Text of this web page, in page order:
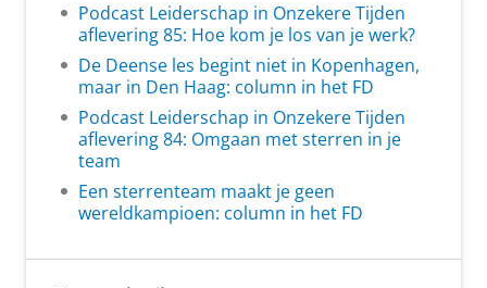
Podcast Leiderschap in Onzekere Tijden
aflevering 85: Hoe kom je los van je werk?
De Deense les begint niet in Kopenhagen,
maar in Den Haag: column in het FD
Podcast Leiderschap in Onzekere Tijden
aflevering 84: Omgaan met sterren in je
team
Een sterrenteam maakt je geen
wereldkampioen: column in het FD